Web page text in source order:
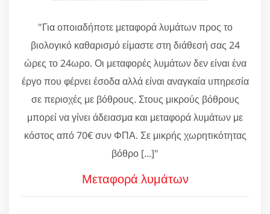
"Για οποιαδήποτε μεταφορά λυμάτων προς το
βιολογικό καθαρισμό είμαστε στη διάθεσή σας 24
ώρες το 24ωρο. Οι μεταφορές λυμάτων δεν είναι ένα
έργο που φέρνει έσοδα αλλά είναι αναγκαία υπηρεσία
σε περιοχές με βόθρους. Στους μικρούς βόθρους
μπορεί να γίνει άδειασμα και μεταφορά λυμάτων με
κόστος από 70€ συν ΦΠΑ. Σε μικρής χωρητικότητας
βόθρο [...]"
Μεταφορά λυμάτων